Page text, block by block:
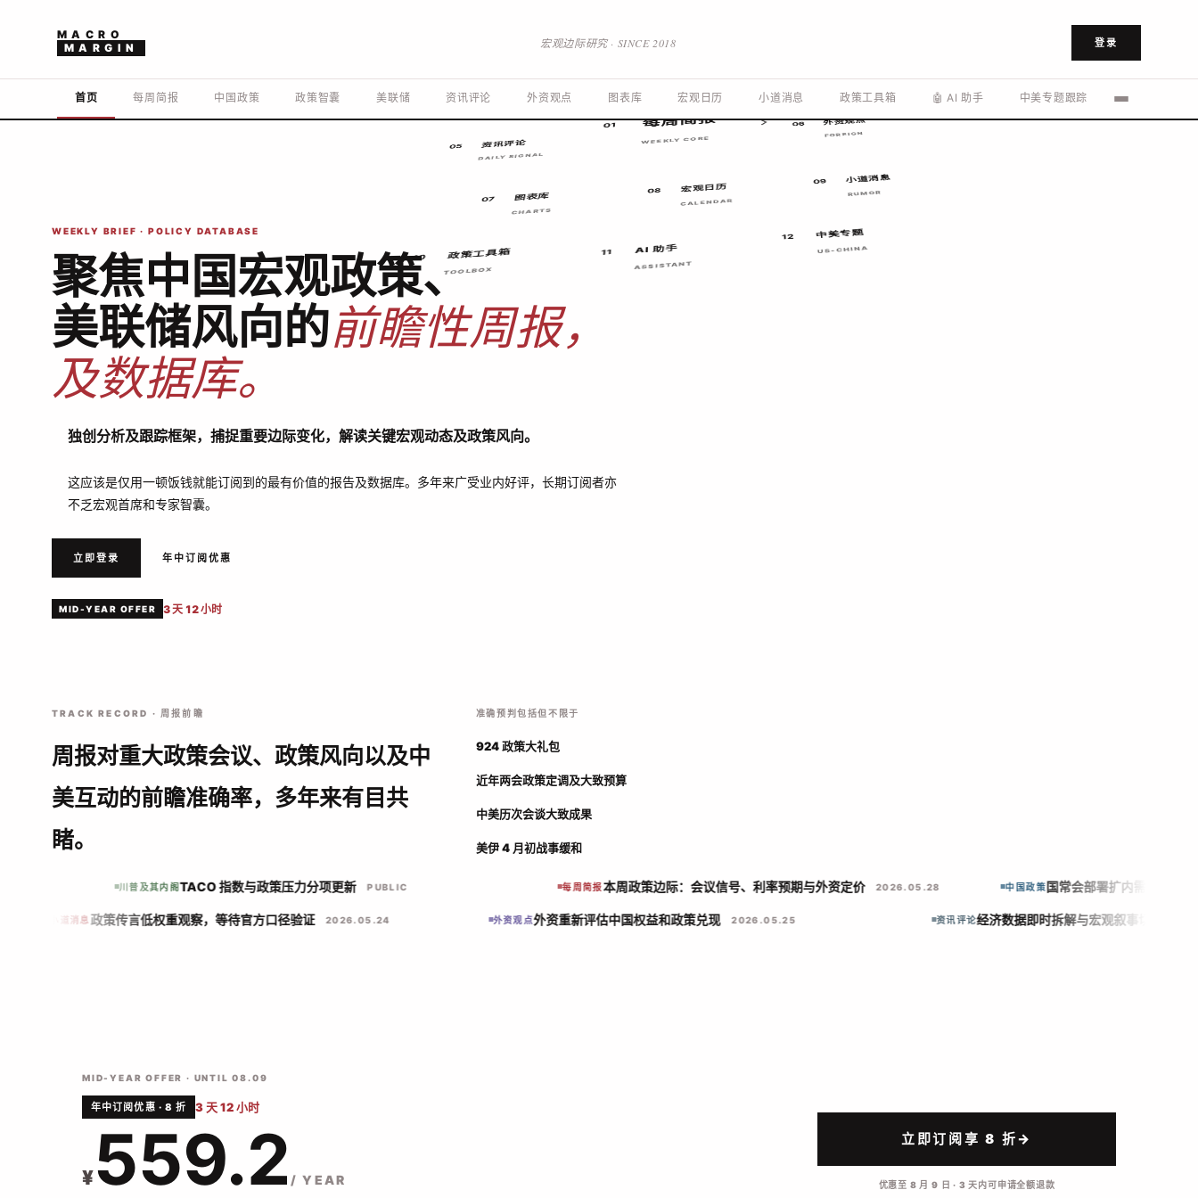
MACRO
MARGIN
宏观边际研究 · SINCE 2018 登录
首页 每周简报 中国政策 政策智囊 美联储 资讯评论 外资观点 图表库 宏观日历 小道消息 政策工具箱 🤖 AI 助手 中美专题跟踪 川普及其内阁
WEEKLY BRIEF · POLICY DATABASE
聚焦中国宏观政策、
美联储风向的前瞻性周报，
及数据库。
独创分析及跟踪框架，捕捉重要边际变化，解读关键宏观动态及政策风向。
这应该是仅用一顿饭钱就能订阅到的最有价值的报告及数据库。多年来广受业内好评，长期订阅者亦
不乏宏观首席和专家智囊。
立即登录 年中订阅优惠
MID-YEAR OFFER 3 天 12 小时
01 每周简报
WEEKLY CORE
02 中国政策
04 美联储
05 资讯评论
DAILY SIGNAL
06 外资观点
FOREIGN
07 图表库
CHARTS
08 宏观日历
CALENDAR
09 小道消息
RUMOR
10 政策工具箱
TOOLBOX
11 AI 助手
ASSISTANT
12 中美专题
US-CHINA
13
PUBLIC
TRACK RECORD · 周报前瞻
周报对重大政策会议、政策风向以及中
美互动的前瞻准确率，多年来有目共
睹。
准确预判包括但不限于
924 政策大礼包
近年两会政策定调及大致预算
中美历次会谈大致成果
美伊 4 月初战事缓和
川普及其内阁TACO 指数与政策压力分项更新 PUBLIC 每周简报本周政策边际：会议信号、利率预期与外资定价 2026.05.28 中国政策国常会部署扩内需和重
小道消息 政策传言低权重观察，等待官方口径验证 2026.05.24 外资观点外资重新评估中国权益和政策兑现 2026.05.25 资讯评论经济数据即时拆解与宏观叙事切换
MID-YEAR OFFER · UNTIL 08.09
年中订阅优惠 · 8 折 3 天 12 小时
¥559.2 / YEAR
立即订阅享 8 折→
优惠至 8 月 9 日 · 3 天内可申请全额退款